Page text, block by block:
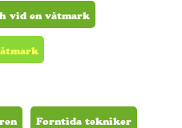
vid en våtmark
Forntida tekniker